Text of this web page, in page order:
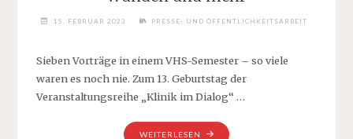
15. FEBRUAR 2023 PRESSE- UND ÖFFENTLICHKEITSARBEIT
Sieben Vorträge in einem VHS-Semester – so viele
waren es noch nie. Zum 13. Geburtstag der
Veranstaltungsreihe „Klinik im Dialog“ …
WEITERLESEN "VORTRÄGE